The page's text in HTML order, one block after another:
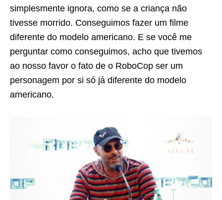
simplesmente ignora, como se a criança não
tivesse morrido. Conseguimos fazer um filme
diferente do modelo americano. E se você me
perguntar como conseguimos, acho que tivemos
ao nosso favor o fato de o RoboCop ser um
personagem por si só já diferente do modelo
americano.